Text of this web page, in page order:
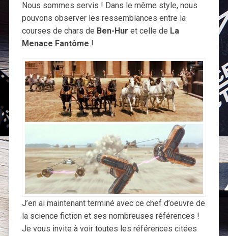
Nous sommes servis ! Dans le même style, nous
pouvons observer les ressemblances entre la
courses de chars de Ben-Hur et celle de La
Menace Fantôme !
J’en ai maintenant terminé avec ce chef d’oeuvre de
la science fiction et ses nombreuses références !
Je vous invite à voir toutes les références citées